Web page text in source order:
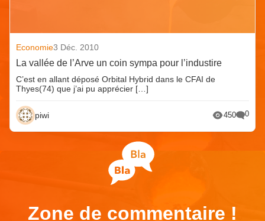
Economie3 Déc. 2010
La vallée de l’Arve un coin sympa pour l’industire
C’est en allant déposé Orbital Hybrid dans le CFAI de
Thyes(74) que j’ai pu apprécier […]
piwi 450 0
Zone de commentaire !